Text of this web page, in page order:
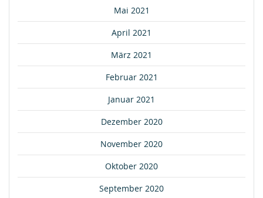
Mai 2021
April 2021
März 2021
Februar 2021
Januar 2021
Dezember 2020
November 2020
Oktober 2020
September 2020